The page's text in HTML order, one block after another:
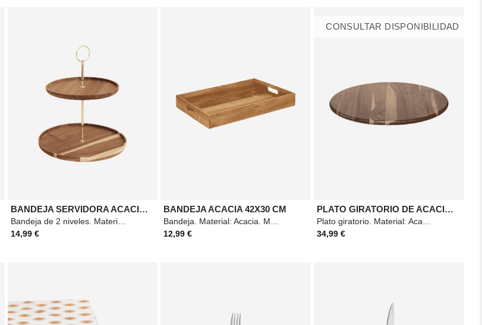
BANDEJA SERVIDORA ACACIA 2 NIVELES
Bandeja de 2 niveles. Material: Acacia. Medidas: 25x29,7cm. Color: Marrón.
14,99 €
BANDEJA ACACIA 42X30 CM
12,99 €
CONSULTAR DISPONIBILIDAD
PLATO GIRATORIO DE ACACIA 50CM
34,99 €